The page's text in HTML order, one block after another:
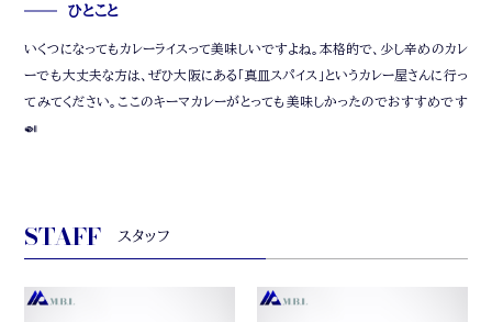
ひとこと
いくつになってもカレーライスって美味しいですよね。本格的で、少し辛めのカレ
ーでも大丈夫な方は、ぜひ大阪にある「真皿スパイス」というカレー屋さんに行っ
てみてください。ここのキーマカレーがとっても美味しかったのでおすすめです
🍛
STAFF スタッフ